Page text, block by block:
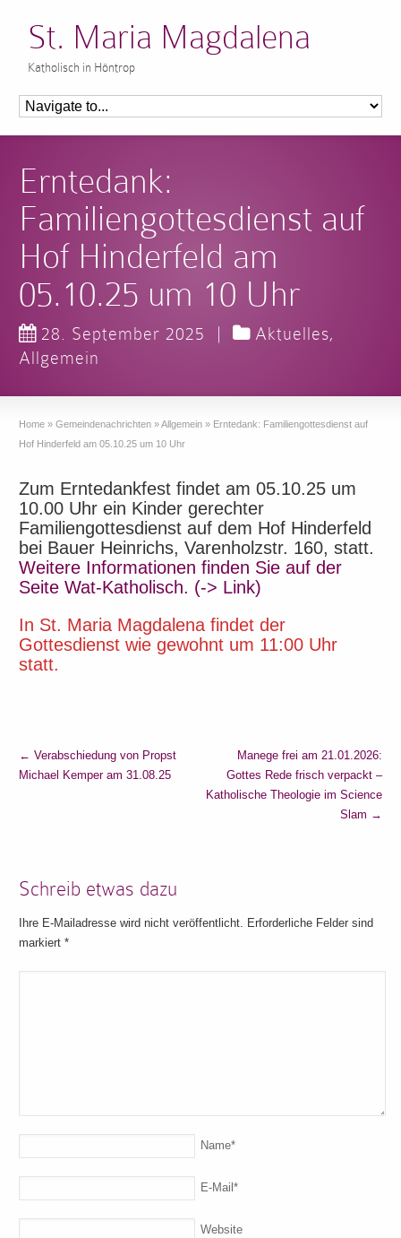
St. Maria Magdalena
Katholisch in Höntrop
Erntedank:
Familiengottesdienst auf
Hof Hinderfeld am
05.10.25 um 10 Uhr
28. September 2025 | Aktuelles,
Allgemein
Home » Gemeindenachrichten »Allgemein » Erntedank: Familiengottesdienst auf
Hof Hinderfeld am 05.10.25 um 10 Uhr
Zum Erntedankfest findet am 05.10.25 um
10.00 Uhr ein Kinder gerechter
Familiengottesdienst auf dem Hof Hinderfeld
bei Bauer Heinrichs, Varenholzstr. 160, statt.
Weitere Informationen finden Sie auf der
Seite Wat-Katholisch. (-> Link)
In St. Maria Magdalena findet der
Gottesdienst wie gewohnt um 11:00 Uhr
statt.
← Verabschiedung von Propst
Michael Kemper am 31.08.25
Manege frei am 21.01.2026:
Gottes Rede frisch verpackt –
Katholische Theologie im Science
Slam →
Schreib etwas dazu
Ihre E-Mailadresse wird nicht veröffentlicht. Erforderliche Felder sind
markiert*
Name*
E-Mail*
Website